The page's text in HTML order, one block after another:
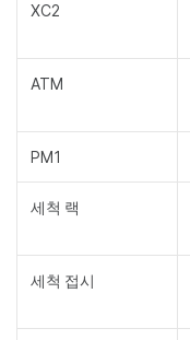
XC2
ATM
PM1
세척 랙
세척 접시